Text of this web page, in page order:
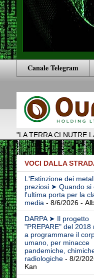
Canale Telegram
"LA TERRA CI NUTRE
VOCI DALLA
L'Estinzione dei
preziosi ➤ Quando si
l'ultima porta per la
media - 8/6/2026-
DARPA ➤ Il progetto
"PREPARE" del 2018
a programmare il
umano, per minacce
pandemiche,
radiologiche- 8/2/
Kan